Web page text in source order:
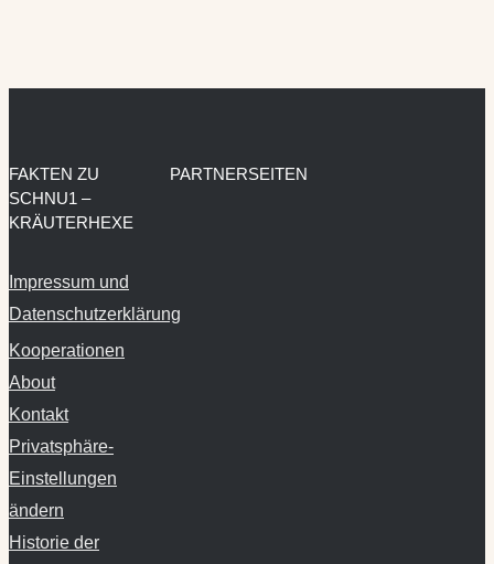
FAKTEN ZU
SCHNU1 –
KRÄUTERHEXE
Impressum und
Datenschutzerklärung
Kooperationen
About
Kontakt
Privatsphäre-
Einstellungen
ändern
Historie der
PARTNERSEITEN